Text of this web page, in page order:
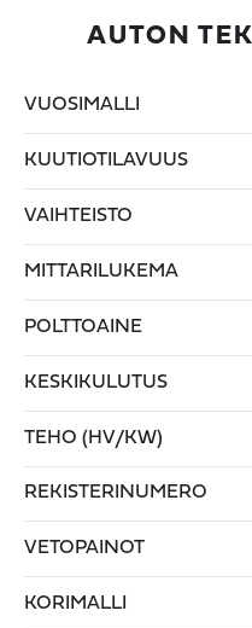
AUTON
VUOSIMALLI
KUUTIOTILAVUUS
VAIHTEISTO
MITTARILUKEMA
POLTTOAINE
KESKIKULUTUS
TEHO (HV/KW)
REKISTERINUMERO
VETOPAINOT
KORIMALLI